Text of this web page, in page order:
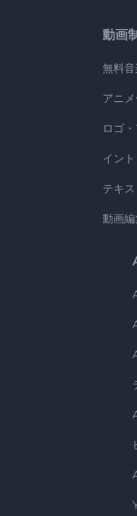
動画
無料
アニ
ロゴ
イン
テキ
動画編